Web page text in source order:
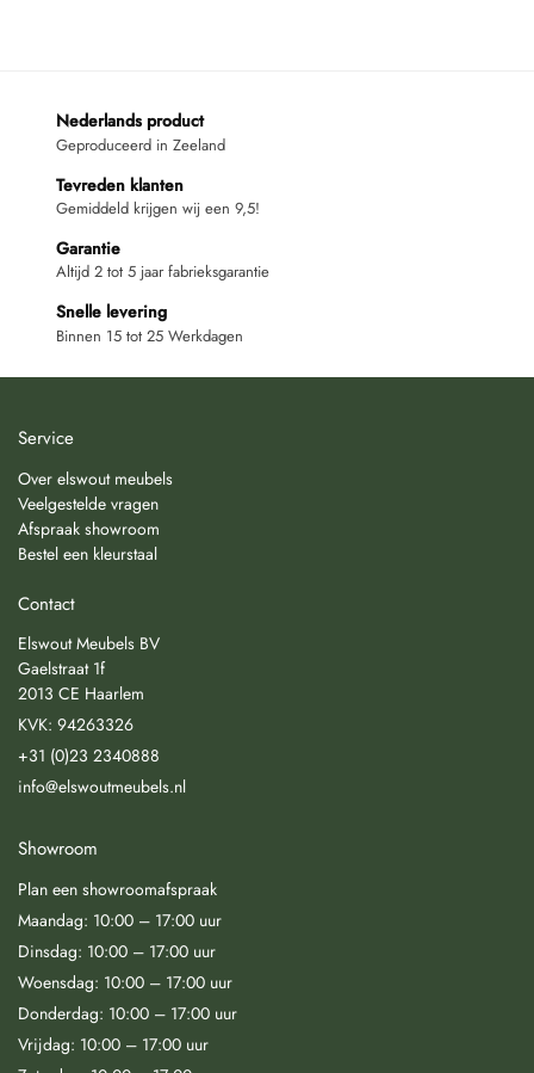
Nederlands product
Geproduceerd in Zeeland
Tevreden klanten
Gemiddeld krijgen wij een 9,5!
Garantie
Altijd 2 tot 5 jaar fabrieksgarantie
Snelle levering
Binnen 15 tot 25 Werkdagen
Service
Over elswout meubels
Veelgestelde vragen
Afspraak showroom
Bestel een kleurstaal
Contact
Elswout Meubels BV
Gaelstraat 1f
2013 CE Haarlem
KVK: 94263326
+31 (0)23 2340888
info@elswoutmeubels.nl
Showroom
Plan een showroomafspraak
Maandag: 10:00 – 17:00 uur
Dinsdag: 10:00 – 17:00 uur
Woensdag: 10:00 – 17:00 uur
Donderdag: 10:00 – 17:00 uur
Vrijdag: 10:00 – 17:00 uur